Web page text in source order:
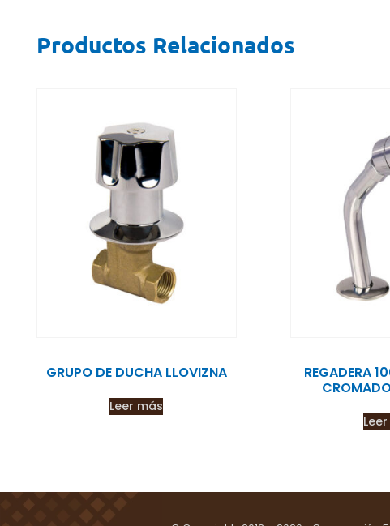
Productos Relacionados
GRUPO DE DUCHA LLOVIZNA
Leer más
REGADERA